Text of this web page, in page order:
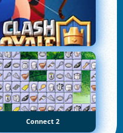
Connect 2